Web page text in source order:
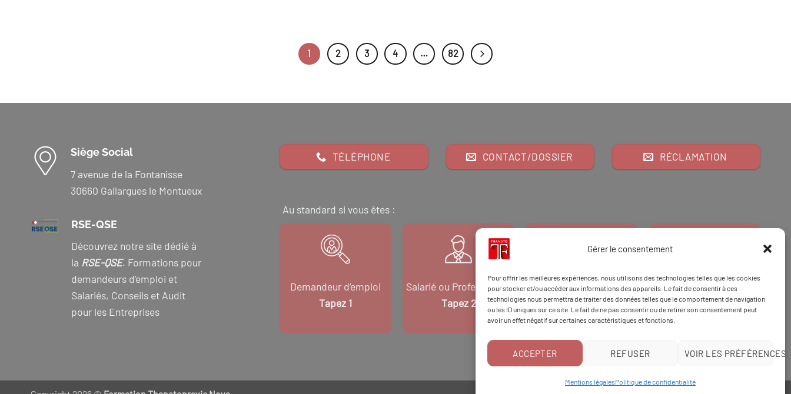
Gérer le consentement
Pour offrir les meilleures expériences, nous utilisons des technologies telles que les cookies
pour stocker et/ou accéder aux informations des appareils. Le fait de consentir à ces
technologies nous permettra de traiter des données telles que le comportement de navigation
ou les ID uniques sur ce site. Le fait de ne pas consentir ou de retirer son consentement peut
avoir un effet négatif sur certaines caractéristiques et fonctions.
ACCEPTER REFUSER VOIR LES PRÉFÉRENCES
Mentions légalesPolitique de confidentialité
1 2 3 4 … 82
Siège Social
7 avenue de la Fontanisse
30660 Gallargues le Montueux
RSE-QSE
Découvrez notre site dédié à
la RSE-QSE. Formations pour
demandeurs d’emploi et
Salariés, Conseils et Audit
pour les Entreprises
TÉLÉPHONE CONTACT/DOSSIER RÉCLAMATION
Au standard si vous êtes :
Demandeur d’emploi
Tapez 1
Salarié ou Professionnel
Tapez 2
Financeur
Tapez 3
EtTapez 98pour
une formation